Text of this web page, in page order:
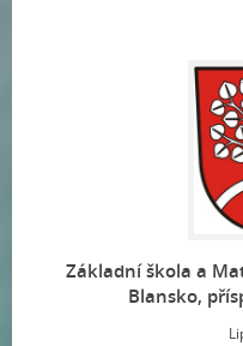
Základní škola a
Blansko,